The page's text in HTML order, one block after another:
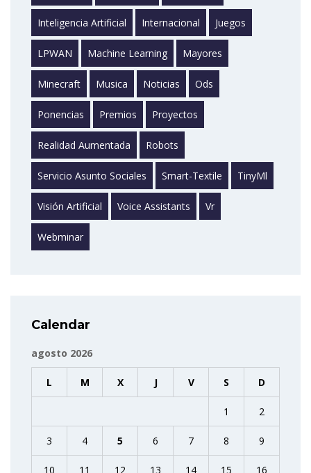
Inteligencia Artificial Internacional Juegos
LPWAN Machine Learning Mayores
Minecraft Musica Noticias Ods
Ponencias Premios Proyectos
Realidad Aumentada Robots
Servicio Asunto Sociales Smart-Textile TinyMl
Visión Artificial Voice Assistants Vr
Webminar
Calendar
agosto 2026
L M X J V S D
1 2
3 4 5 6 7 8 9
10 11 12 13 14 15 16